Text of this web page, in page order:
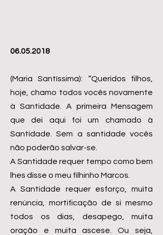
06.05.2018
(Maria Santíssima): “Queridos filhos,
hoje, chamo todos vocês novamente
à Santidade. A primeira Mensagem
que dei aqui foi um chamado à
Santidade. Sem a santidade vocês
não poderão salvar-se.
A Santidade requer tempo como bem
lhes disse o meu filhinho Marcos.
A Santidade requer esforço, muita
renúncia, mortificação de si mesmo
todos os dias, desapego, muita
oração e muita ascese. Ou seja,